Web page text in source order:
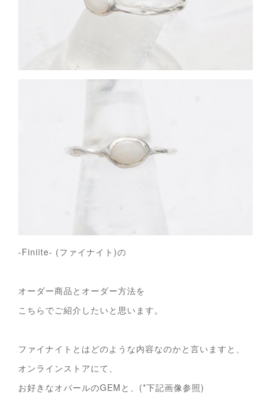
-Finiite- (ファイナイト)の
オーダー商品とオーダー方法を
こちらでご紹介したいと思います。
ファイナイトとはどのような内容なのかと言いますと、
オンラインストアにて、
お好きなオパールのGEMと、(*下記画像参照)